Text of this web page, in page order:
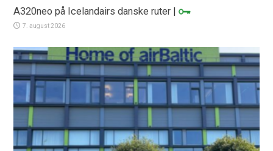
A320neo på Icelandairs danske ruter |
7. august 2026